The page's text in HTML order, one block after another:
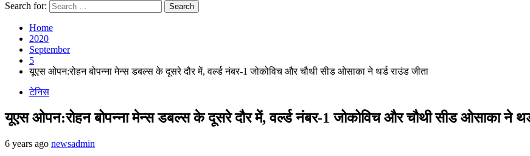
Search for:
Home
2020
September
5
यूएस ओपन:रोहन बोपन्ना मेन्स डबल्स के दूसरे दौर में, वर्ल्ड नंबर-1 जोकोविच और चौथी सीड ओसाका ने थर्ड राउंड जीता
टेनिस
यूएस ओपन:रोहन बोपन्ना मेन्स डबल्स के दूसरे दौर में, वर्ल्ड नंबर-1 जोकोविच और चौथी सीड ओसाका ने
6 years ago newsadmin